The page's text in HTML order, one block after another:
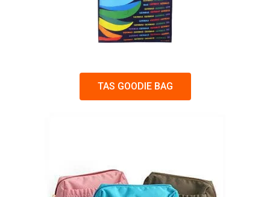
TAS GOODIE BAG